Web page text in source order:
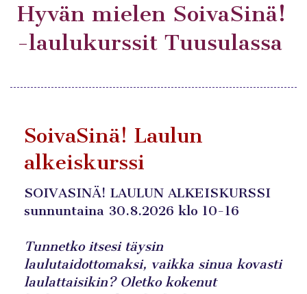
Hyvän mielen SoivaSinä!
-laulukurssit Tuusulassa
SoivaSinä! Laulun
alkeiskurssi
SOIVASINÄ! LAULUN ALKEISKURSSI
sunnuntaina 30.8.2026 klo 10-16
Tunnetko itsesi täysin
laulutaidottomaksi, vaikka sinua kovasti
laulattaisikin? Oletko kokenut